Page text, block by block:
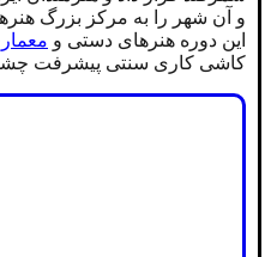
و آن شهر را به مرکز بزرگ
این دوره هنرهای دستی و
کاشی کاری سنتی پیشرفت